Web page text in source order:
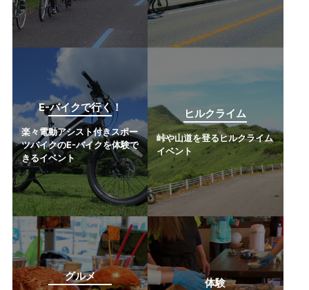
E-バイクで行く！
楽々電動アシスト付きスポー
ツバイクのE-バイクを体験で
きるイベント
ヒルクライム
峠や山道を登るヒルクライム
イベント
グルメ
体験